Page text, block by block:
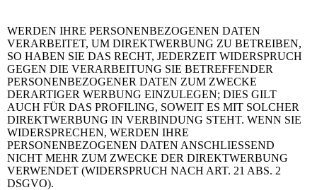
WERDEN IHRE PERSONENBEZOGENEN DATEN
VERARBEITET, UM DIREKTWERBUNG ZU BETREIBEN,
SO HABEN SIE DAS RECHT, JEDERZEIT WIDERSPRUCH
GEGEN DIE VERARBEITUNG SIE BETREFFENDER
PERSONENBEZOGENER DATEN ZUM ZWECKE
DERARTIGER WERBUNG EINZULEGEN; DIES GILT
AUCH FÜR DAS PROFILING, SOWEIT ES MIT SOLCHER
DIREKTWERBUNG IN VERBINDUNG STEHT. WENN SIE
WIDERSPRECHEN, WERDEN IHRE
PERSONENBEZOGENEN DATEN ANSCHLIESSEND
NICHT MEHR ZUM ZWECKE DER DIREKTWERBUNG
VERWENDET (WIDERSPRUCH NACH ART. 21 ABS. 2
DSGVO).